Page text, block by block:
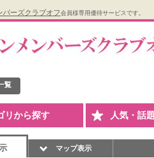
バーズクラブオフ会員様専用優待サービスです。
覧
リから探す 人気・話
マップ表示